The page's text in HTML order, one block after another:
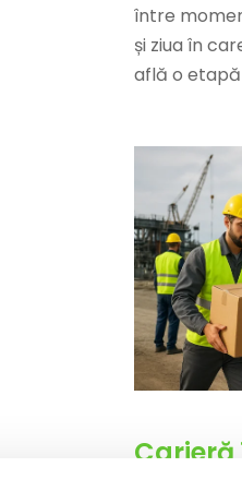
între
și ziua în
află o